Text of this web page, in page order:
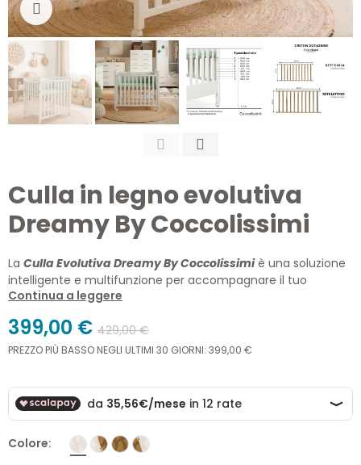
Clicca per ingrandire
Culla in legno evolutiva
Dreamy By Coccolissimi
La Culla Evolutiva Dreamy By Coccolissimiè una soluzione
intelligente e multifunzione per accompagnare il tuo
bambino dalla nascita fino ai 5 anni. Una
sicurezza, comfort e design Made in Italy.
Struttura evolutiva in legno massello di faggio
2 prolunghe sponda
4 ruote piroettanti antigraffio, di cui 2 confreno
bloccante
Continua a leggere
399,00 € 429,00 €
PREZZO PIÙ BASSO NEGLI ULTIMI 30 GIORNI: 399,00 €
Colore